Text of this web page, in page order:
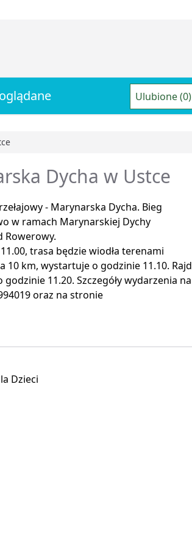
Ulubione (0)
Dycha w Ustce
- Marynarska Dycha. Bieg
w ramach Marynarskiej Dychy
Rowerowy.
trasa będzie wiodła terenami
km, wystartuje o godzinie 11.10. Rajd
11.20. Szczegóły wydarzenia na
oraz na stronie